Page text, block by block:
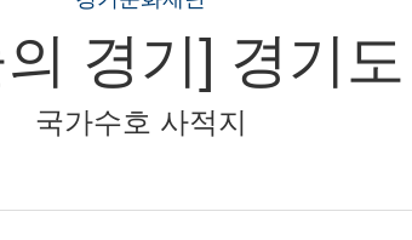
경기] 경기도
국가수호 사적지